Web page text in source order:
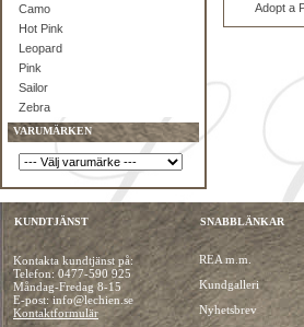
Camo
Hot Pink
Leopard
Pink
Sailor
Zebra
VARUMÄRKEN
Adopt a
KUNDTJÄNST
Kontakta kundtjänst på:
Telefon:0477-590 925
Måndag-Fredag 8-15
E-post: info@lechien.se
Kontaktformulär
SNABBLÄNKAR
REA m.m.
Kundgalleri
Nyhetsbrev